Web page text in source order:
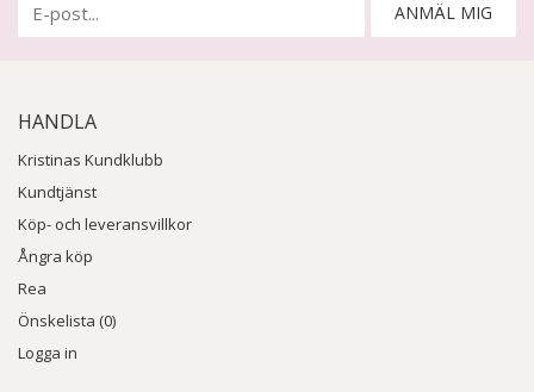
ANMÄL MIG
HANDLA
Kristinas Kundklubb
Kundtjänst
Köp- och leveransvillkor
Ångra köp
Rea
Önskelista (0)
Logga in